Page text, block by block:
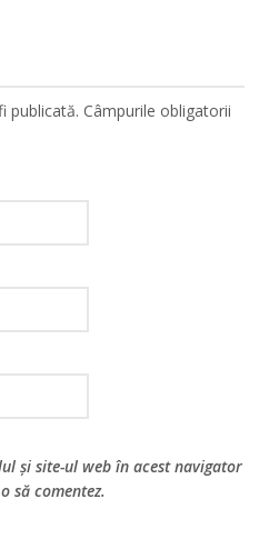
publicată. Câmpurile obligatorii
și site-ul web în acest navigator
să comentez.